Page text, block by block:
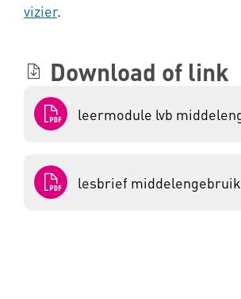
vizier.
Download of link
leermodule lvb
lesbrief middelengebruik